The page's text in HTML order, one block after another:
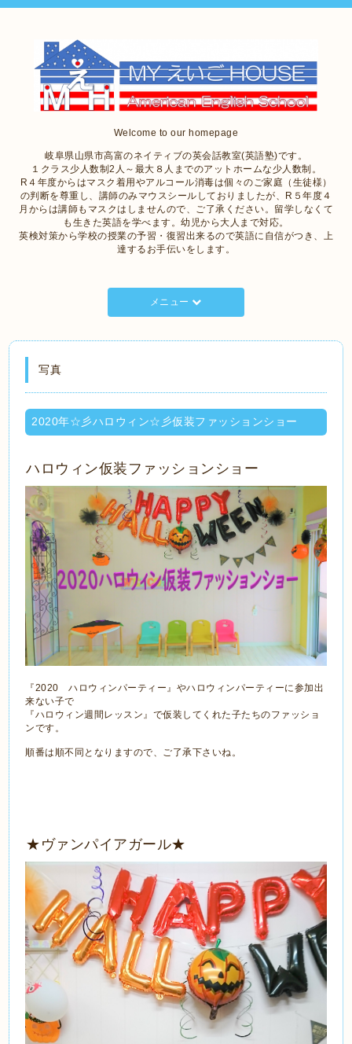
Welcome to our homepage
岐阜県山県市高富のネイティブの英会話教室(英語塾)です。
１クラス少人数制2人～最大８人までのアットホームな少人数制。
R４年度からはマスク着用やアルコール消毒は個々のご家庭（生徒様）
の判断を尊重し、講師のみマウスシールしておりましたが、R５年度４
月からは講師もマスクはしませんので、ご了承ください。留学しなくて
も生きた英語を学べます。幼児から大人まで対応。
英検対策から学校の授業の予習・復習出来るので英語に自信がつき、上
達するお手伝いをします。
メニュー
写真
2020年☆彡ハロウィン☆彡仮装ファッションショー
ハロウィン仮装ファッションショー
『2020 ハロウィンパーティー』やハロウィンパーティーに参加出
来ない子で
『ハロウィン週間レッスン』で仮装してくれた子たちのファッショ
ンです。
順番は順不同となりますので、ご了承下さいね。
★ヴァンパイアガール★